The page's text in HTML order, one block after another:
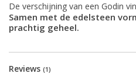
De verschijning van een Godin
Samen met de edelsteen
prachtig geheel.
Reviews (1)